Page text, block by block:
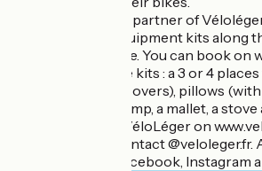
This campsite is a partner of
rents camping equipment kits along
the Vélo Francette. You can book on
You can find in the kits : a 3 or 4
(with disposable covers), pillows
covers), a hand pump, a mallet, a
You can contact VéloLéger on
at the address : contact
follow them on Facebook, Instagram